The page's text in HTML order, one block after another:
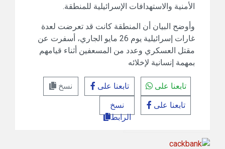
الأمنية والاستهدافات الإسرائيلية للمنطقة.
وأوضح البيان أن المنطقة كانت قد تعرضت لعدة
غارات إسرائيلية يوم 26 مايو الجاري، أسفرت عن
مقتل العسكري وعدد من المسعفين أثناء قيامهم
بمهمة إنسانية لإخلائه
تابعنا على تابعنا على
نسخ
تابعنا على
نسخ
الرابط